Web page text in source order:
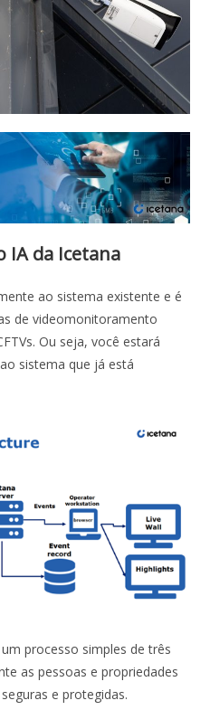
IA da Icetana
ao sistema existente e é
de videomonitoramento
Ou seja, você estará
sistema que já está
processo simples de três
as pessoas e propriedades
e protegidas.